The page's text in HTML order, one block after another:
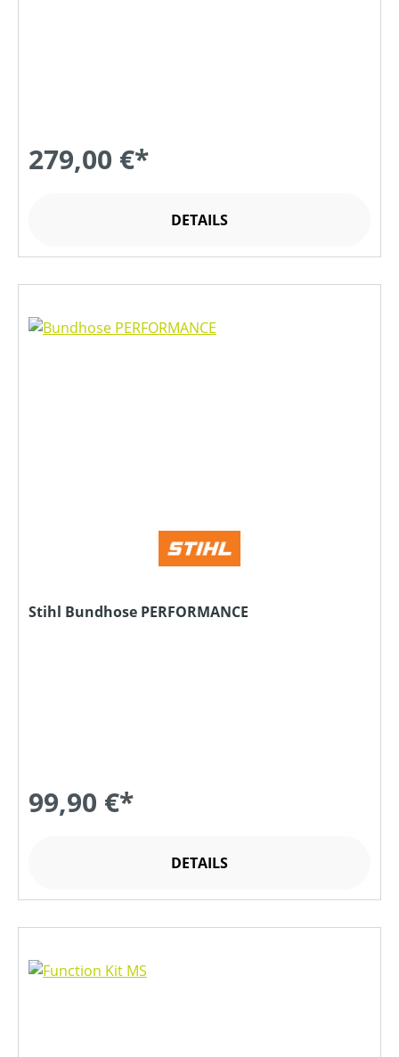
279,00 €*
DETAILS
Stihl Bundhose PERFORMANCE
99,90 €*
DETAILS